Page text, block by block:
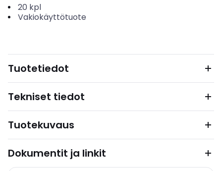
20 kpl
Vakiokäyttötuote
Tuotetiedot
Tekniset tiedot
Tuotekuvaus
Dokumentit ja linkit